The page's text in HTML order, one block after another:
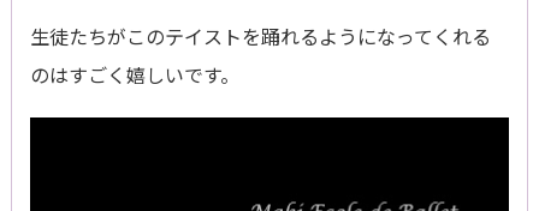
生徒たちがこのテイストを踊れるようになってくれる
のはすごく嬉しいです。